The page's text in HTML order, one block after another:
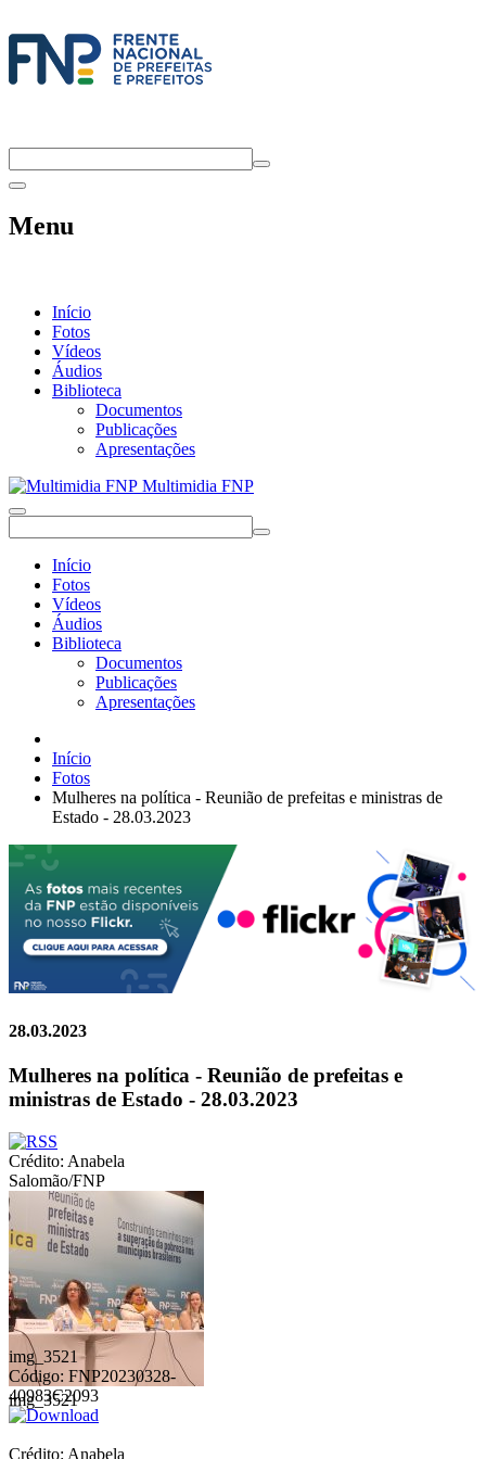
Menu
Início
Fotos
Vídeos
Áudios
Biblioteca
Documentos
Publicações
Apresentações
Multimidia FNP
Início
Fotos
Vídeos
Áudios
Biblioteca
Documentos
Publicações
Apresentações
Início
Fotos
Mulheres na política - Reunião de prefeitas e ministras de
Estado - 28.03.2023
28.03.2023
Mulheres na política - Reunião de prefeitas e
ministras de Estado - 28.03.2023
Crédito: Anabela
Salomão/FNP
img_3521
img_3521
Código: FNP20230328-
40983C2093
Crédito: Anabela